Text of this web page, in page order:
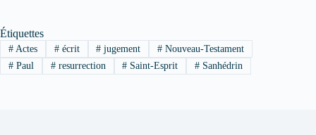
Étiquettes
#Actes #écrit # jugement # Nouveau-Testament
#Paul #resurrection # Saint-Esprit # Sanhédrin